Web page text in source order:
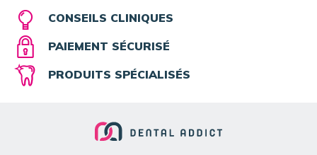
CONSEILS CLINIQUES
PAIEMENT SÉCURISÉ
PRODUITS SPÉCIALISÉS